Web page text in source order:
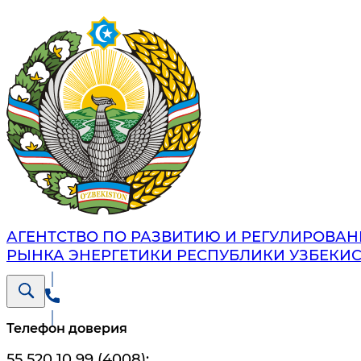
АГЕНТСТВО ПО РАЗВИТИЮ И
РЫНКА ЭНЕРГЕТИКИ РЕСПУБЛИКИ
Телефон доверия